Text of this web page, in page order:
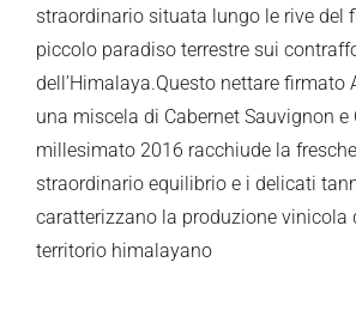
straordinario situata lungo le rive del
piccolo paradiso terrestre sui
dell’Himalaya.Questo nettare firmato
una miscela di Cabernet Sauvignon e
millesimato 2016 racchiude la
straordinario equilibrio e i delicati
caratterizzano la produzione vinicola
territorio himalayano